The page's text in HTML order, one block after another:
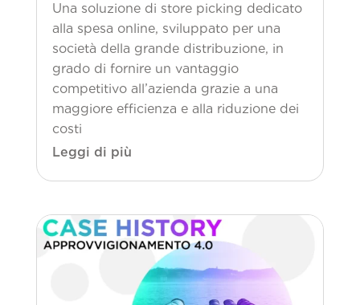
Una soluzione di store picking dedicato
alla spesa online, sviluppato per una
società della grande distribuzione, in
grado di fornire un vantaggio
competitivo all’azienda grazie a una
maggiore efficienza e alla riduzione dei
costi
Leggi di più